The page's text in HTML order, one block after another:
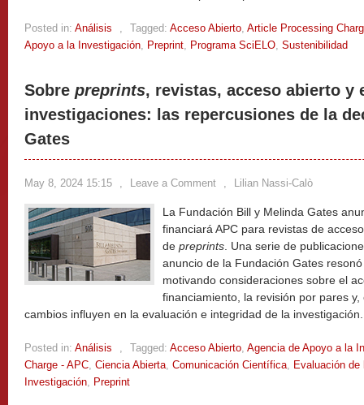
Posted in: Análisis , Tagged: Acceso Abierto, Article Processing
Apoyo a la Investigación, Preprint, Programa SciELO, Sustenibilidad
Sobre preprints, revistas, acceso abierto y
investigaciones: las repercusiones de la
Gates
May 8, 2024 15:15 , Leave a Comment , Lilian Nassi-Calò
La Fundación Bill y Melinda Gates
financiará APC para revistas de
de preprints . Una serie de
anuncio de la Fundación Gates
motivando consideraciones sobre el
financiamiento, la revisión por pares
cambios influyen en la evaluación e integridad de la
Posted in: Análisis , Tagged: Acceso Abierto, Agencia de Apoyo a la
Charge - APC, Ciencia Abierta, Comunicación Científica, Evaluación de
Investigación, Preprint